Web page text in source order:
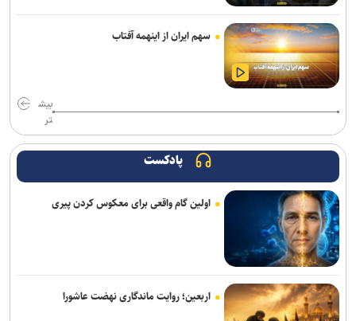
رضوی به فعالان اربعینی جهان
فقیهه سلطانی بازیگر فیلم بهاره رهنما شد
انتشار کتاب انقلاب مشروطه؛ از تولد تا مرگ/ بازخوانی مستند یک تحول
نفی منطق، راه را برای خرافه و پوچ‌گرایی باز می‌کند
نقش، یک شخصیت می‌ساخت +فیلم
صادرات فرهنگ از انتخاب درست آغاز می‌شود
رادیو اربعین خیمه‌ای به وسعت دل‌های عاشق است/ از سفره‌های
نذری‌ام‌البنین تا پیگیری مطالبات زائران
«آبجی‌ها و آقاجان» در تالار حافظ روی صحنه می‌رود
سهم ایران از اینهمه آفتاب
بیش
تر
پادکست
اولین گام واقعی برای معکوس کردن پیری
اربعین؛ روایت ماندگاری نهضت عاشورا